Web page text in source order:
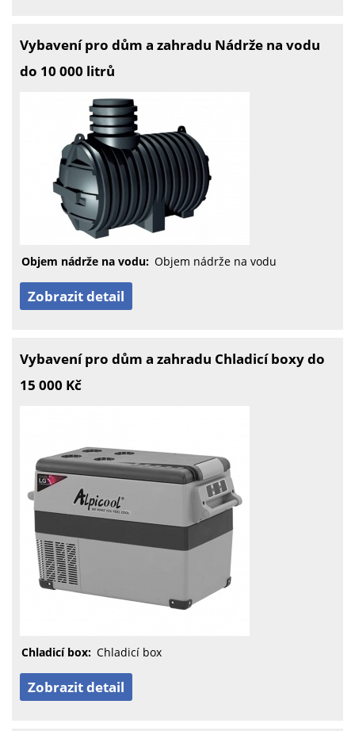
Vybavení pro dům a zahradu Nádrže na vodu
do 10 000 litrů
Objem nádrže na vodu: Objem nádrže na vodu
Zobrazit detail
Vybavení pro dům a zahradu Chladicí boxy do
15 000 Kč
Chladicí box: Chladicí box
Zobrazit detail